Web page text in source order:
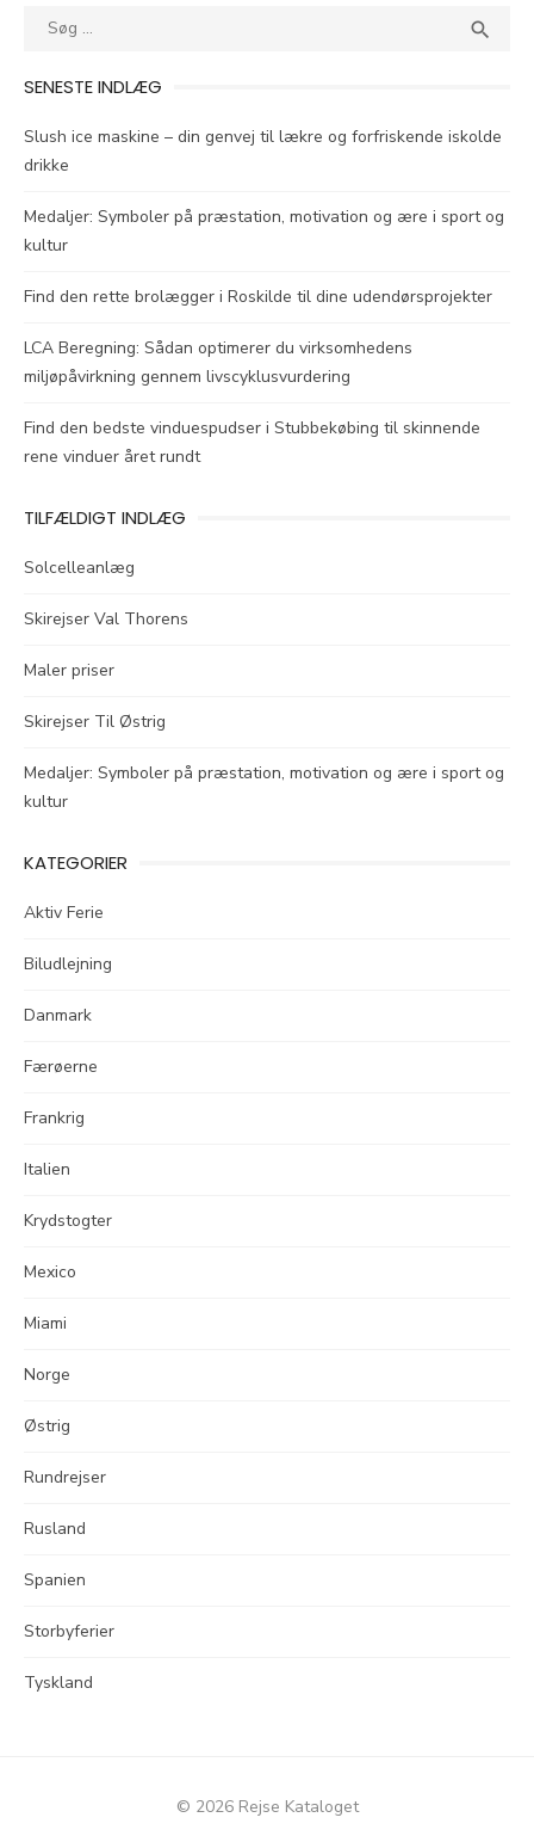
Søg

SENESTE INDLÆG
Slush ice maskine – din genvej til lækre og forfriskende iskolde
drikke
Medaljer: Symboler på præstation, motivation og ære i sport og
kultur
Find den rette brolægger i Roskilde til dine udendørsprojekter
LCA Beregning: Sådan optimerer du virksomhedens
miljøpåvirkning gennem livscyklusvurdering
Find den bedste vinduespudser i Stubbekøbing til skinnende
rene vinduer året rundt
TILFÆLDIGT INDLÆG
Solcelleanlæg
Skirejser Val Thorens
Maler priser
Skirejser Til Østrig
Medaljer: Symboler på præstation, motivation og ære i sport og
kultur
KATEGORIER
Aktiv Ferie
Biludlejning
Danmark
Færøerne
Frankrig
Italien
Krydstogter
Mexico
Miami
Norge
Østrig
Rundrejser
Rusland
Spanien
Storbyferier
Tyskland
© 2026 Rejse Kataloget